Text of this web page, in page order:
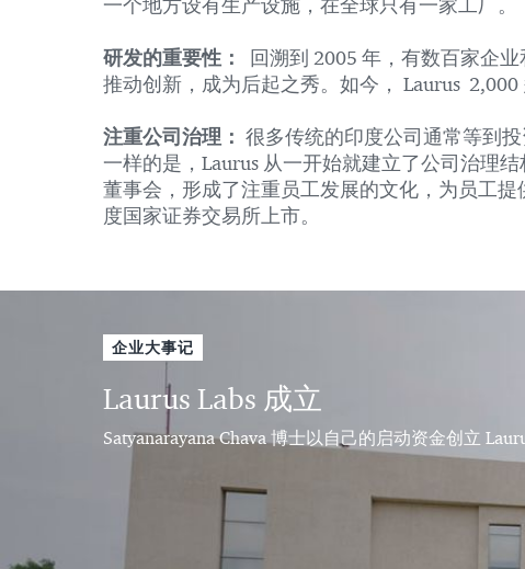
一个地方设有生产设施，在全球只有一家工厂。
研发的重要性：
回溯到 2005 年，有数百家企
推动创新，成为后起之秀。如今， Laurus 2,000
注重公司治理： 很多传统的印度公司通常等到
一样的是，Laurus 从一开始就建立了公司治理
董事会，形成了注重员工发展的文化，为员工
度国家证券交易所上市。
Laurus Labs 成立
Satyanarayana Chava 博士以自己的启动资金创立
企业大事记